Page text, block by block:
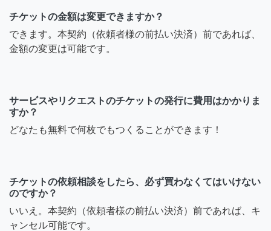
チケットの金額は変更できますか？
できます。本契約（依頼者様の前払い決済）前であれば、
金額の変更は可能です。
サービスやリクエストのチケットの発行に費用はかかりま
すか？
どなたも無料で何枚でもつくることができます！
チケットの依頼相談をしたら、必ず買わなくてはいけない
のですか？
いいえ。本契約（依頼者様の前払い決済）前であれば、キ
ャンセル可能です。